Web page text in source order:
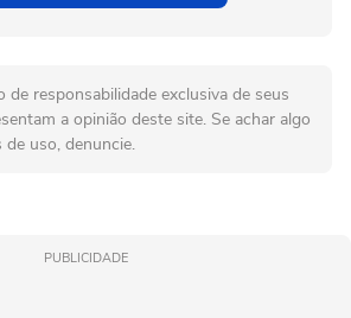
de responsabilidade exclusiva de seus
a opinião deste site. Se achar algo
uso, denuncie.
PUBLICIDADE